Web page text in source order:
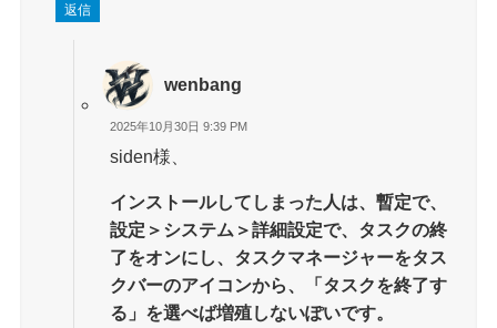
返信
wenbang
2025年10月30日 9:39 PM
siden様、
インストールしてしまった人は、暫定で、
設定＞システム＞詳細設定で、タスクの終
了をオンにし、タスクマネージャーをタス
クバーのアイコンから、「タスクを終了す
る」を選べば増殖しないぽいです。